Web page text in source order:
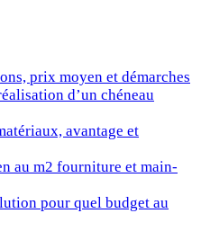
prix moyen et démarches
d’un chéneau
avantage et
au m2 fourniture et main-
pour quel budget au